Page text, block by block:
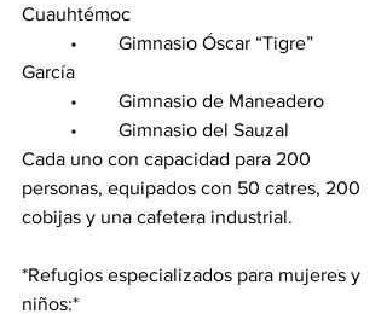
Cuauhtémoc
García
	•	Gimnasio de Maneadero
	•	Gimnasio del Sauzal
Cada uno con capacidad para 200
personas, equipados con 50 catres, 200
cobijas y una cafetera industrial.
*Refugios especializados para mujeres y
niños:*